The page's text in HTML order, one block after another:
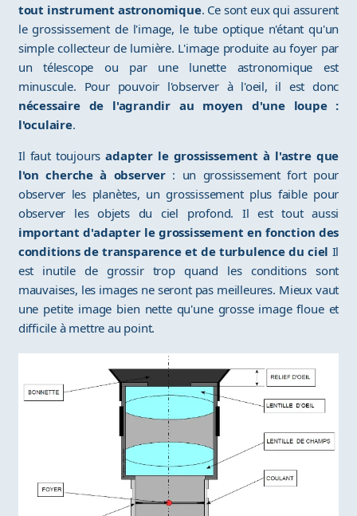
tout instrument astronomique. Ce sont eux qui assurent
le grossissement de l'image, le tube optique n'étant qu'un
simple collecteur de lumière. L'image produite au foyer par
un télescope ou par une lunette astronomique est
minuscule. Pour pouvoir l'observer à l'oeil, il est donc
nécessaire de l'agrandir au moyen d'une loupe :
l'oculaire.
Il faut toujoursadapter le grossissement à l'astre que
l'on cherche à observer : un grossissement fort pour
observer les planètes, un grossissement plus faible pour
observer les objets du ciel profond. Il est tout aussi
important d'adapter le grossissement en fonction des
conditions de transparence et de turbulence du ciel Il
est inutile de grossir trop quand les conditions sont
mauvaises, les images ne seront pas meilleures. Mieux vaut
une petite image bien nette qu'une grosse image floue et
difficile à mettre au point.